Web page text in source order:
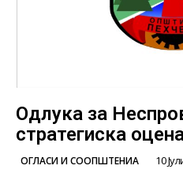
Одлука за
стратегиска
ОГЛАСИ И СООПШТЕНИА 10